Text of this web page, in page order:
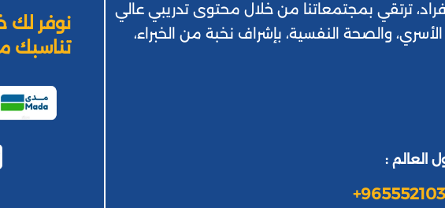
ترتقي بمجتمعاتنا من خلال محتوى تدريبي عالي
الأسري، والصحة النفسية، بإشراف نخبة من الخبراء،
العالم :
نوفر لك
تناسبك